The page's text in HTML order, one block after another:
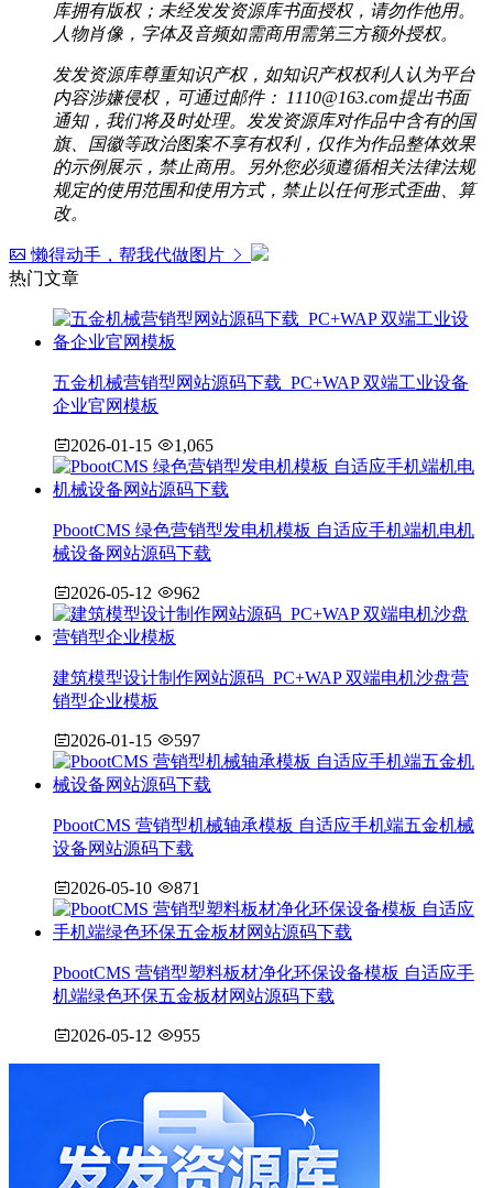
库拥有版权；未经发发资源库书面授权，请勿作他用。
人物肖像，字体及音频如需商用需第三方额外授权。
发发资源库尊重知识产权，如知识产权权利人认为平台
内容涉嫌侵权，可通过邮件： 1110@163.com提出书面
通知，我们将及时处理。发发资源库对作品中含有的国
旗、国徽等政治图案不享有权利，仅作为作品整体效果
的示例展示，禁止商用。另外您必须遵循相关法律法规
规定的使用范围和使用方式，禁止以任何形式歪曲、算
改。
懒得动手，帮我代做图片
热门文章
五金机械营销型网站源码下载_PC+WAP 双端工业设备
企业官网模板
2026-01-15 1,065
PbootCMS 绿色营销型发电机模板 自适应手机端机电机
械设备网站源码下载
2026-05-12 962
建筑模型设计制作网站源码_PC+WAP 双端电机沙盘营
销型企业模板
2026-01-15 597
PbootCMS 营销型机械轴承模板 自适应手机端五金机械
设备网站源码下载
2026-05-10 871
PbootCMS 营销型塑料板材净化环保设备模板 自适应手
机端绿色环保五金板材网站源码下载
2026-05-12 955